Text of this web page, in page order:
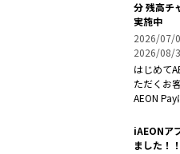
分 残高チ
実施中
2026/07/
2026/08/
はじめて
ただくお
AEON
iAEONア
ました！！